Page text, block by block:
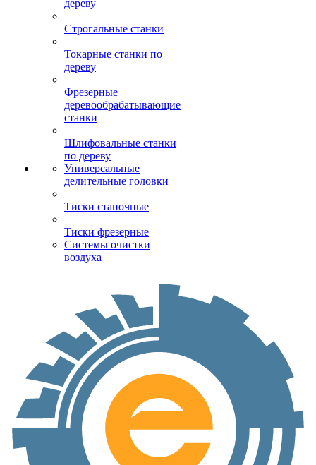
дереву
Строгальные станки
Токарные станки по
дереву
Фрезерные
деревообрабатывающие
станки
Шлифовальные станки
по дереву
Универсальные
делительные головки
Тиски станочные
Тиски фрезерные
Системы очистки
воздуха